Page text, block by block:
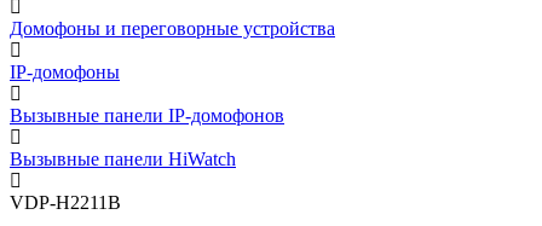
Домофоны и переговорные устройства
IP-домофоны
Вызывные панели IP-домофонов
Вызывные панели HiWatch
VDP-H2211B